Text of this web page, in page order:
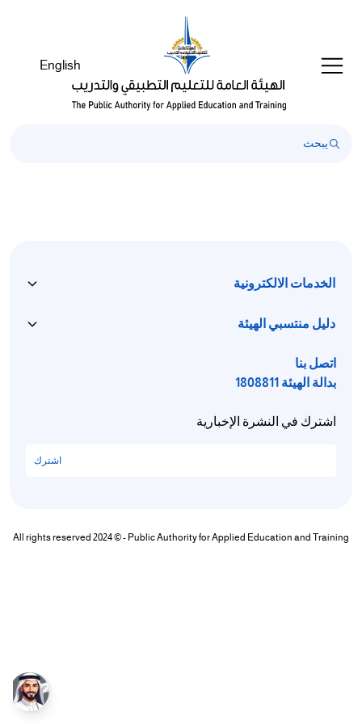
English
الخدمات الالكترونية
دليل منتسبي الهيئة
اتصل بنا
بدالة الهيئة 1808811
اشترك في النشرة الإخبارية
اشترك
All rights reserved 2024 © - Public Authority for Applied Education and Training